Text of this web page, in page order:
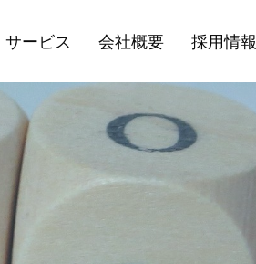
サービス 会社概要 採用情報